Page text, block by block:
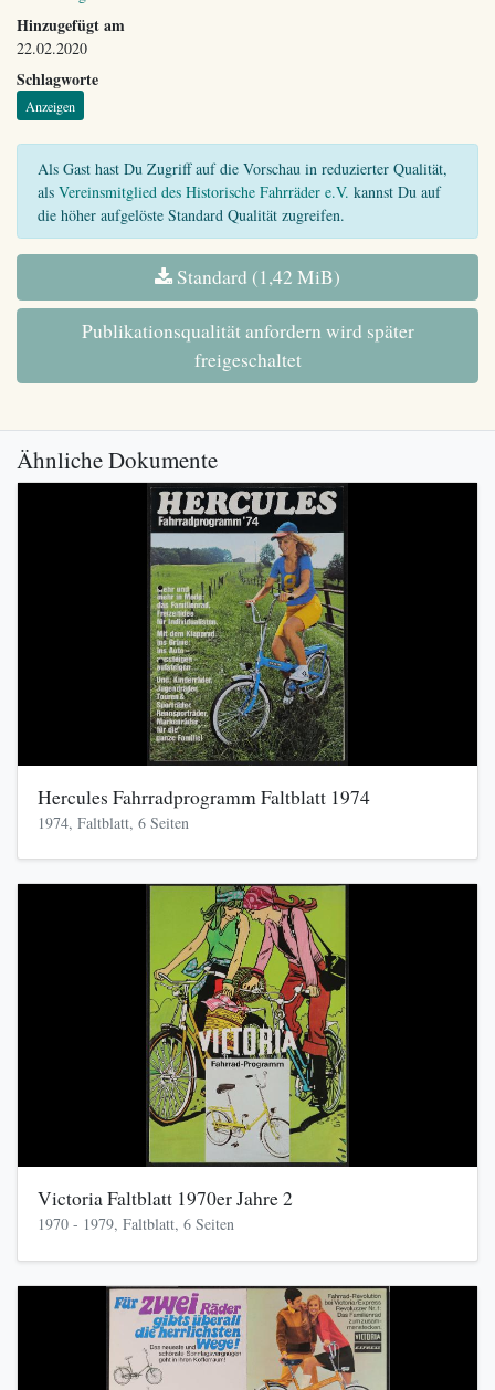
Hinzugefügt am
22.02.2020
Schlagworte
Anzeigen
Als Gast hast Du Zugriff auf die Vorschau in reduzierter Qualität,
als Vereinsmitglied des Historische Fahrräder e.V. kannst Du auf
die höher aufgelöste Standard Qualität zugreifen.
Standard (1,42 MiB)
Publikationsqualität anfordern wird später
freigeschaltet
Ähnliche Dokumente
Hercules Fahrradprogramm Faltblatt 1974
1974, Faltblatt, 6 Seiten
Victoria Faltblatt 1970er Jahre 2
1970 - 1979, Faltblatt, 6 Seiten